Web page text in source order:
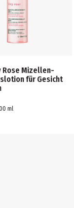
Rose Mizellen-
für Gesicht
ml